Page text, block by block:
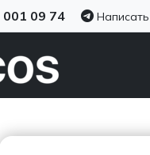
09 74